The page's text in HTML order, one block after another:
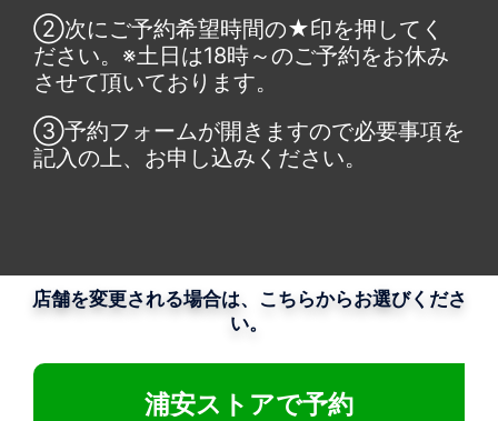
②次にご予約希望時間の★印を押してく
ださい。※土日は18時～のご予約をお休み
させて頂いております。
③予約フォームが開きますので必要事項を
記入の上、お申し込みください。
店舗を変更される場合は、こちらからお選びくださ
い。
浦安ストアで予約